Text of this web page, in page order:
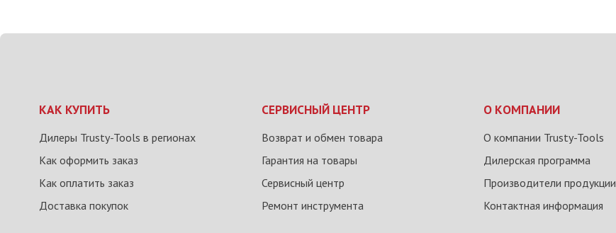
КАК КУПИТЬ
Дилеры Trusty-Tools в регионах
Как оформить заказ
Как оплатить заказ
Доставка покупок
СЕРВИСНЫЙ ЦЕНТР
Возврат и обмен товара
Гарантия на товары
Сервисный центр
Ремонт инструмента
О КОМПАНИИ
О компании Trusty-Tools
Дилерская программа
Производители продукции
Контактная информация